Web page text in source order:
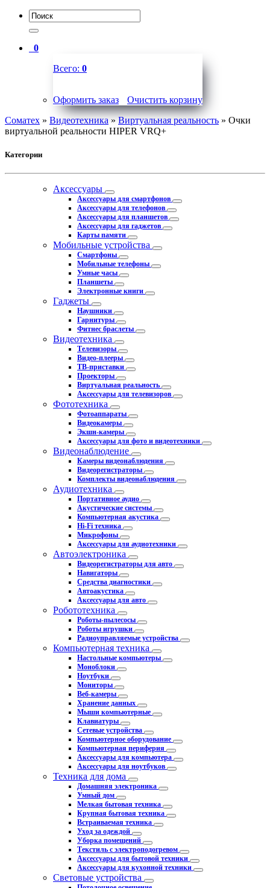
0
Всего: 0
Оформить заказ
Очистить корзину
Соматех » Видеотехника»Виртуальная реальность » Очки
виртуальной реальности HIPER VRQ+
Категории
Аксессуары
Аксессуары для смартфонов
Аксессуары для телефонов
Аксессуары для планшетов
Аксессуары для гаджетов
Карты памяти
Мобильные устройства
Смартфоны
Мобильные телефоны
Умные часы
Планшеты
Электронные книги
Гаджеты
Наушники
Гарнитуры
Фитнес браслеты
Видеотехника
Телевизоры
Видео-плееры
ТВ-приставки
Проекторы
Виртуальная реальность
Аксессуары для телевизоров
Фототехника
Фотоаппараты
Видеокамеры
Экшн-камеры
Аксессуары для фото и видеотехники
Видеонаблюдение
Камеры видеонаблюдения
Видеорегистраторы
Комплекты видеонаблюдения
Аудиотехника
Портативное аудио
Акустические системы
Компьютерная акустика
Hi-Fi техника
Микрофоны
Аксессуары для аудиотехники
Автоэлектроника
Видеорегистраторы для авто
Навигаторы
Средства диагностики
Автоакустика
Аксессуары для авто
Робототехника
Роботы-пылесосы
Роботы игрушки
Радиоуправляемые устройства
Компьютерная техника
Настольные компьютеры
Моноблоки
Ноутбуки
Мониторы
Веб-камеры
Хранение данных
Мыши компьютерные
Клавиатуры
Сетевые устройства
Компьютерное оборудование
Компьютерная периферия
Аксессуары для компьютера
Аксессуары для ноутбуков
Техника для дома
Домашняя электроника
Умный дом
Мелкая бытовая техника
Крупная бытовая техника
Встраиваемая техника
Уход за одеждой
Уборка помещений
Текстиль с электроподогревом
Аксессуары для бытовой техники
Аксессуары для кухонной техники
Световые устройства